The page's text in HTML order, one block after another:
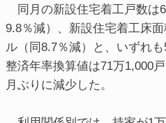
同月の新設住宅着工戸数は
9.8％減）、新設住宅着工床
ル（同8.7％減）と、いずれ
整済年率換算値は71万1,000
月ぶりに減少した。